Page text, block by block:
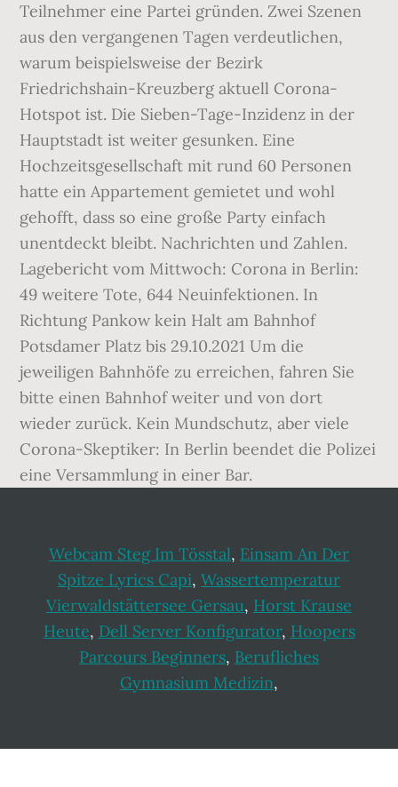
Teilnehmer eine Partei gründen. Zwei Szenen
aus den vergangenen Tagen verdeutlichen,
warum beispielsweise der Bezirk
Friedrichshain-Kreuzberg aktuell Corona-
Hotspot ist. Die Sieben-Tage-Inzidenz in der
Hauptstadt ist weiter gesunken. Eine
Hochzeitsgesellschaft mit rund 60 Personen
hatte ein Appartement gemietet und wohl
gehofft, dass so eine große Party einfach
unentdeckt bleibt. Nachrichten und Zahlen.
Lagebericht vom Mittwoch: Corona in Berlin:
49 weitere Tote, 644 Neuinfektionen. In
Richtung Pankow kein Halt am Bahnhof
Potsdamer Platz bis 29.10.2021 Um die
jeweiligen Bahnhöfe zu erreichen, fahren Sie
bitte einen Bahnhof weiter und von dort
wieder zurück. Kein Mundschutz, aber viele
Corona-Skeptiker: In Berlin beendet die Polizei
eine Versammlung in einer Bar.
Webcam Steg Im Tösstal, Einsam An Der
Spitze Lyrics Capi, Wassertemperatur
Vierwaldstättersee Gersau, Horst Krause
Heute, Dell Server Konfigurator, Hoopers
Parcours Beginners, Berufliches
Gymnasium Medizin,